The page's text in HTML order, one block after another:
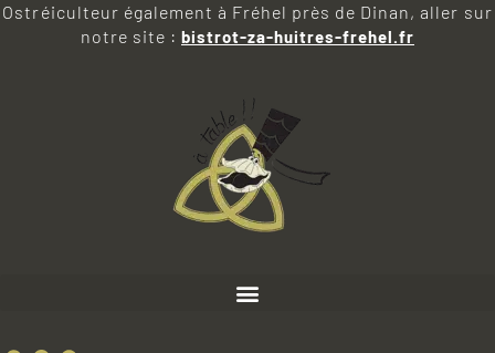
Ostréiculteur également à Fréhel près de Dinan, aller sur
notre site : bistrot-za-huitres-frehel.fr